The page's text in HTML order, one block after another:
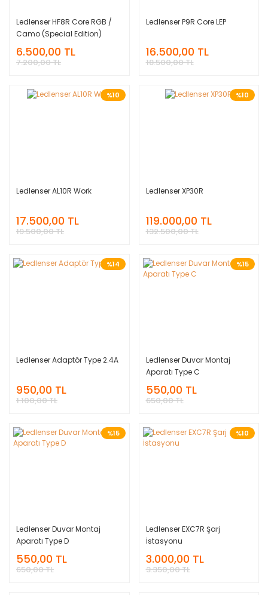
Ledlenser HF8R Core RGB /
Camo (Special Edition)
6.500,00 TL
7.200,00 TL
Ledlenser P9R Core LEP
16.500,00 TL
18.500,00 TL
%10
Ledlenser AL10R Work
17.500,00 TL
19.500,00 TL
%10
Ledlenser XP30R
119.000,00 TL
132.500,00 TL
%14
Ledlenser Adaptör Type 2.4A
950,00 TL
1.100,00 TL
%15
Ledlenser Duvar Montaj
Aparatı Type C
550,00 TL
650,00 TL
%15
Ledlenser Duvar Montaj
Aparatı Type D
550,00 TL
650,00 TL
%10
Ledlenser EXC7R Şarj
İstasyonu
3.000,00 TL
3.350,00 TL